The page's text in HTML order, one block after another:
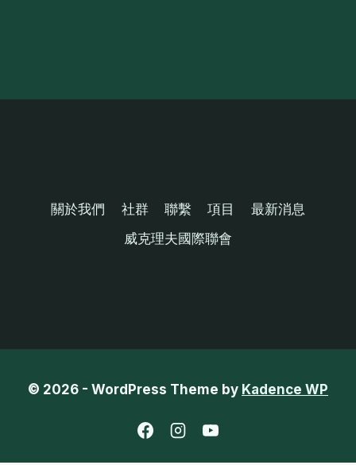
關於我們 社群 聯繫 項目
最新消息
威克理夫國際聯會
© 2026 - WordPress Theme by Kadence WP